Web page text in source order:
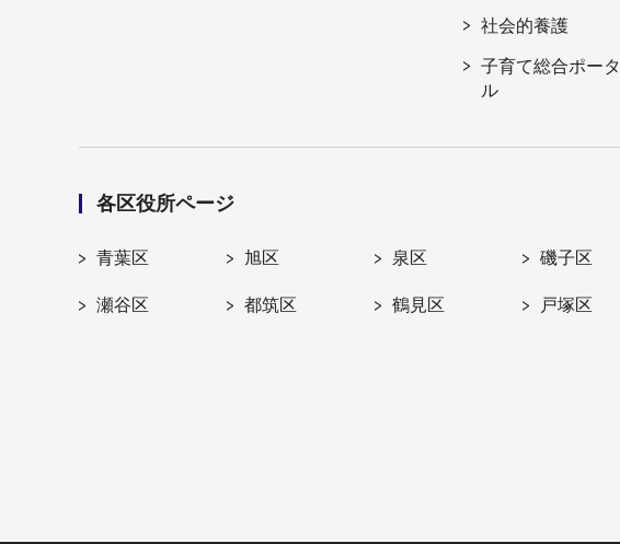
社会的養護
子育て総合ポータ
ル
各区役所ページ
青葉区 旭区 泉区 磯子区
瀬谷区 都筑区 鶴見区 戸塚区